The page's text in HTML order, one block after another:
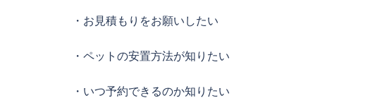
・お見積もりをお願いしたい
・ペットの安置方法が知りたい
・いつ予約できるのか知りたい